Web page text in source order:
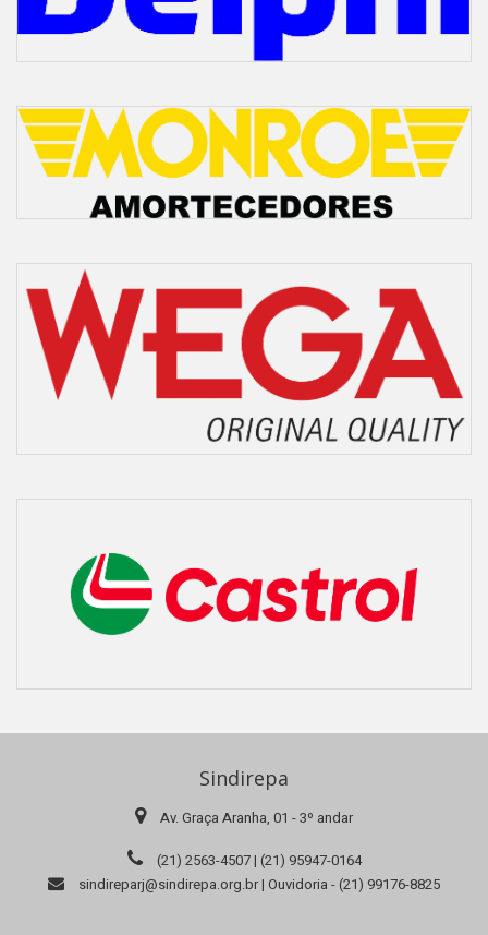
Sindirepa
Av. Graça Aranha, 01 - 3º andar
(21) 2563-4507 | (21) 95947-0164
sindireparj@sindirepa.org.br | Ouvidoria - (21) 99176-8825